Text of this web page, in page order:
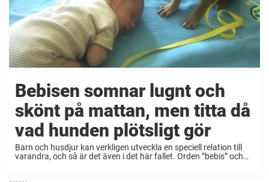
Bebisen somnar lugnt och
skönt på mattan, men titta då
vad hunden plötsligt gör
Barn och husdjur kan verkligen utveckla en speciell relation till
varandra, och så är det även i det här fallet. Orden ”bebis” och